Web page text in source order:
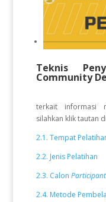
Teknis
Community
terkait informasi
silahkan klik tautan
2.1. Tempat
2.2. Jenis Pelatihan
2.3. Calon Participant
2.4. Metode